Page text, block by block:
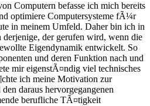
Computern befasse ich mich bereits
optimiere Computersysteme fÃ¼r
in meinem Umfeld. Daher bin ich in
derjenige, der gerufen wird, wenn die
Eigendynamik entwickelt. So
und deren Funktion nach und
mir eigenstÃ¤ndig viel technisches
ich meine Motivation zur
daraus hervorgegangenen
berufliche TÃ¤tigkeit